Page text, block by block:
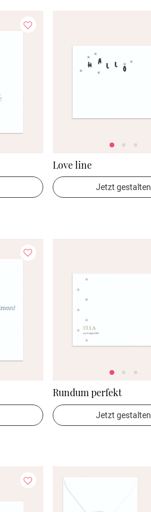
Love line
Jetzt gestalten
Rundum perfekt
Jetzt gestalten